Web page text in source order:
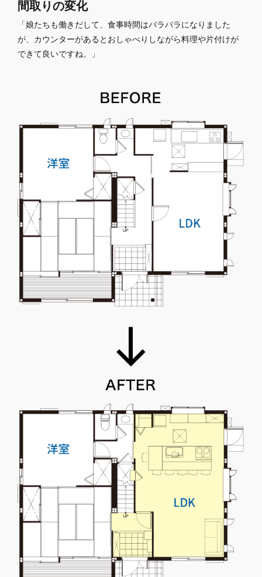
間取りの変化
「娘たちも働きだして、食事時間はバラバラになりました
が、 カウンターがあるとおしゃべりしながら料理や片付けが
できて良いですね。」